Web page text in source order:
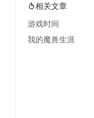
相关文章
游戏时间
我的魔兽生涯